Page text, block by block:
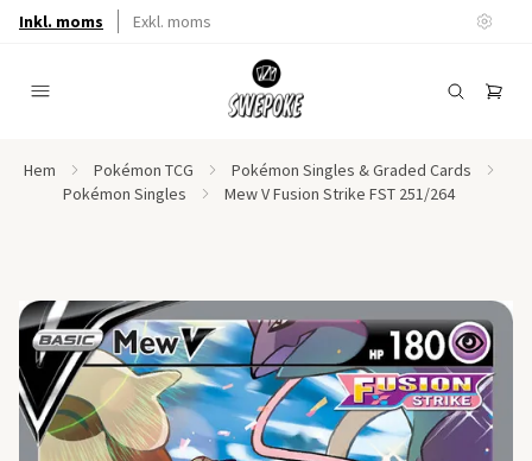
Inkl. moms Exkl. moms
Hem Pokémon TCG
Pokémon Singles & Graded Cards
Pokémon Singles
Mew V Fusion Strike FST 251/264